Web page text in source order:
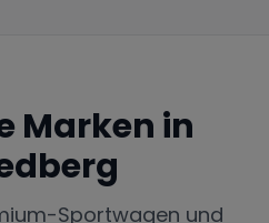
Marken in
Sportwagen und